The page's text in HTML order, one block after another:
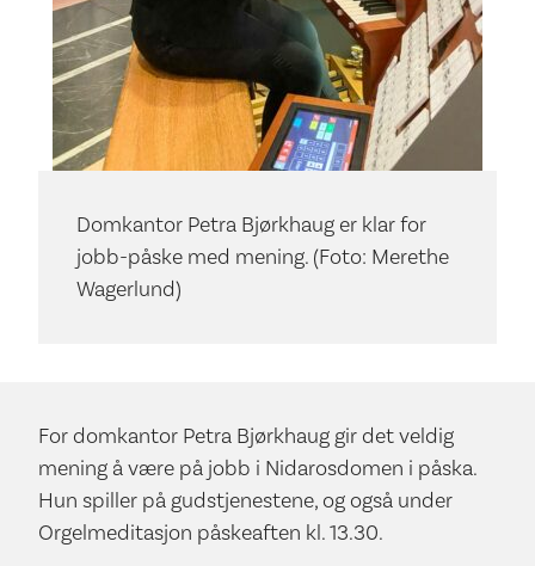
Domkantor Petra Bjørkhaug er klar for
jobb-påske med mening. (Foto: Merethe
Wagerlund)
For domkantor Petra Bjørkhaug gir det veldig
mening å være på jobb i Nidarosdomen i påska.
Hun spiller på gudstjenestene, og også under
Orgelmeditasjon påskeaften kl. 13.30.